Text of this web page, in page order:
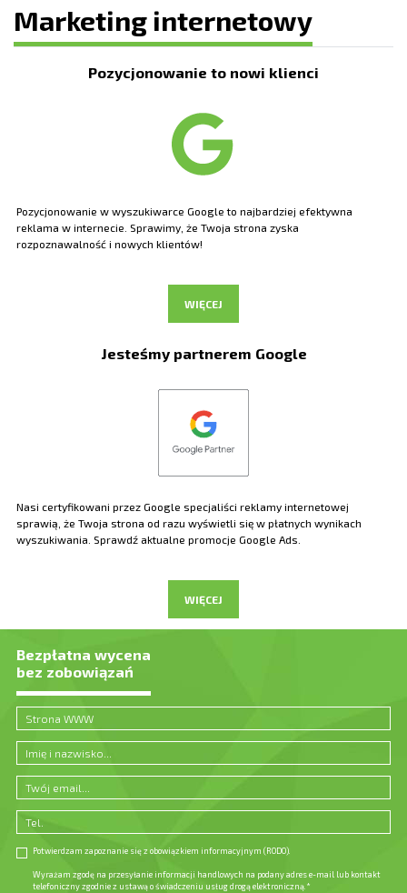
Marketing internetowy
Pozycjonowanie to nowi klienci
Pozycjonowanie w wyszukiwarce Google to najbardziej efektywna
reklama w internecie. Sprawimy, że Twoja strona zyska
rozpoznawalność i nowych klientów!
WIĘCEJ
Jesteśmy partnerem Google
Nasi certyfikowani przez Google specjaliści reklamy internetowej
sprawią, że Twoja strona od razu wyświetli się w płatnych wynikach
wyszukiwania. Sprawdź aktualne promocje Google Ads.
WIĘCEJ
Bezpłatna wycena
bez zobowiązań
Potwierdzam zapoznanie się z obowiązkiem informacyjnym (RODO).
Wyrażam zgodę na przesyłanie informacji handlowych na podany adres e-mail lub kontakt
telefoniczny zgodnie z ustawą o świadczeniu usług drogą elektroniczną.*